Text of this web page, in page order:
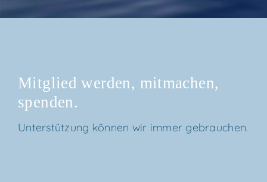
Mit­glied wer­den, mit­ma­chen,
spenden.
Unter­stüt­zung kön­nen wir immer gebrauchen.